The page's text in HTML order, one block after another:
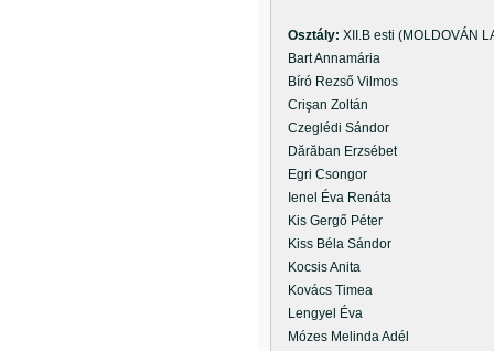
Osztály: XII.B esti (MOLDOVÁN
Bart Annamária
Bíró Rezső Vilmos
Crişan Zoltán
Czeglédi Sándor
Dărăban Erzsébet
Egri Csongor
Ienel Éva Renáta
Kis Gergő Péter
Kiss Béla Sándor
Kocsis Anita
Kovács Timea
Lengyel Éva
Mózes Melinda Adél